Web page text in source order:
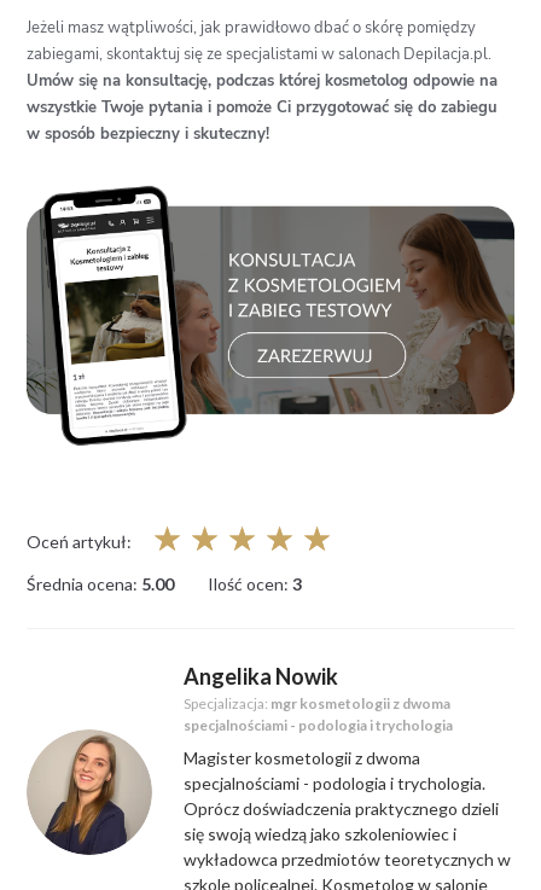
Jeżeli masz wątpliwości, jak prawidłowo dbać o skórę pomiędzy
zabiegami, skontaktuj się ze specjalistami w salonach Depilacja.pl.
Umów się na konsultację, podczas której kosmetolog odpowie na
wszystkie Twoje pytania i pomoże Ci przygotować się do zabiegu
w sposób bezpieczny i skuteczny!
Oceń artykuł: ☆ ☆ ☆ ☆ ☆
Średnia ocena: 5.00 Ilość ocen: 3
Angelika Nowik
Specjalizacja: mgr kosmetologii z dwoma
specjalnościami - podologia i trychologia
Magister kosmetologii z dwoma
specjalnościami - podologia i trychologia.
Oprócz doświadczenia praktycznego dzieli
się swoją wiedzą jako szkoleniowiec i
wykładowca przedmiotów teoretycznych w
szkole policealnej. Kosmetolog w salonie